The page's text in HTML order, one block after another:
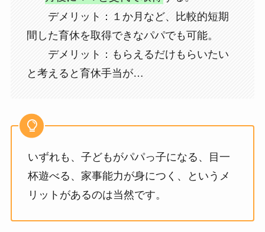
デメリット：１か月など、比較的短期
間した育休を取得できなパパでも可能。
デメリット：もらえるだけもらいたい
と考えると育休手当が…
いずれも、子どもがパパっ子になる、目一
杯遊べる、家事能力が身につく、というメ
リットがあるのは当然です。